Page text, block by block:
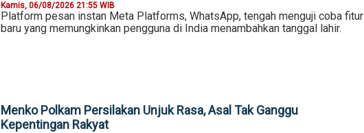
Kamis, 06/08/2026 21:55 WIB
Platform pesan instan Meta Platforms, WhatsApp, tengah menguji coba fitur
baru yang memungkinkan pengguna di India menambahkan tanggal lahir.
Menko Polkam Persilakan Unjuk Rasa, Asal Tak Ganggu
Kepentingan Rakyat